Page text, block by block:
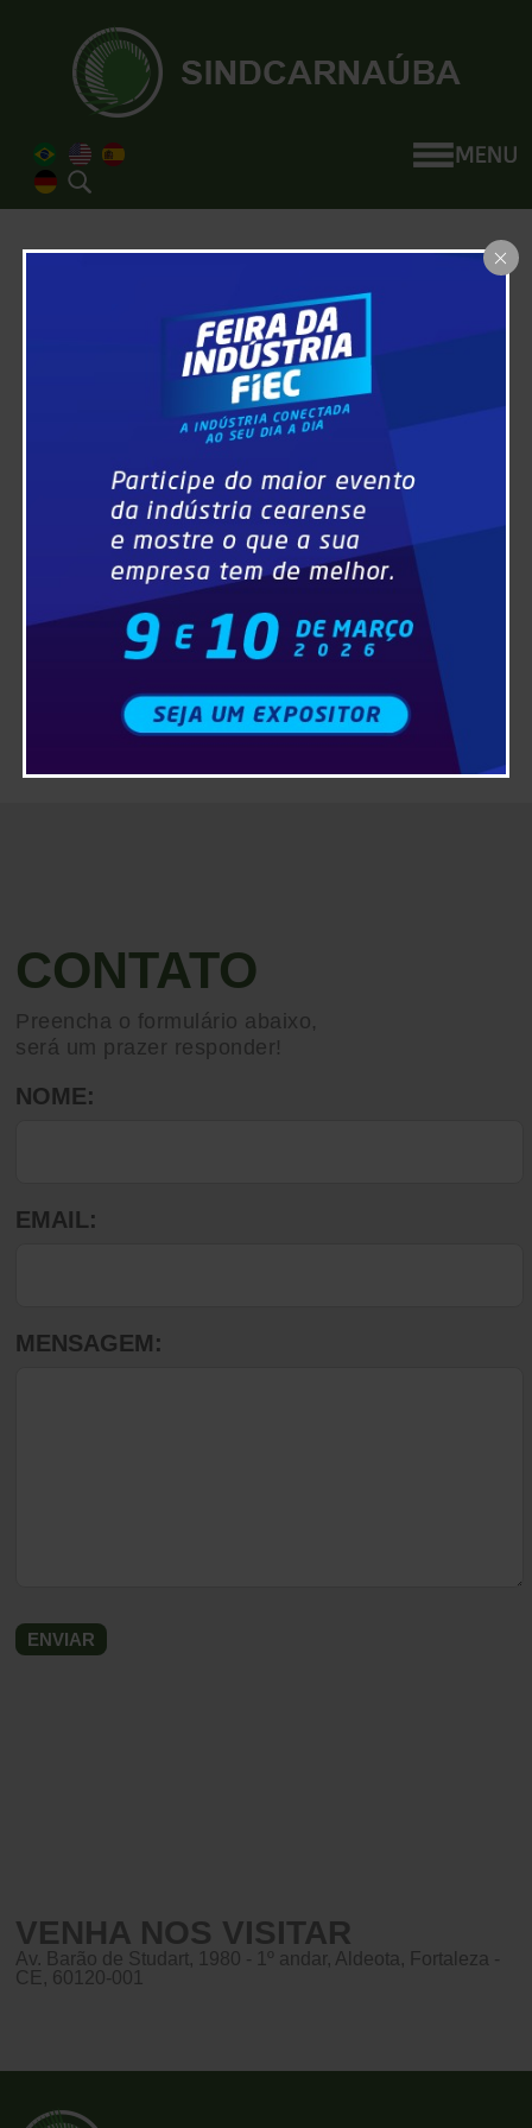
CONTATO
Preencha o formulário abaixo,
será um prazer responder!
NOME:
EMAIL:
MENSAGEM:
VENHA NOS VISITAR
Av. Barão de Studart, 1980 - 1º andar, Aldeota, Fortaleza -
CE, 60120-001